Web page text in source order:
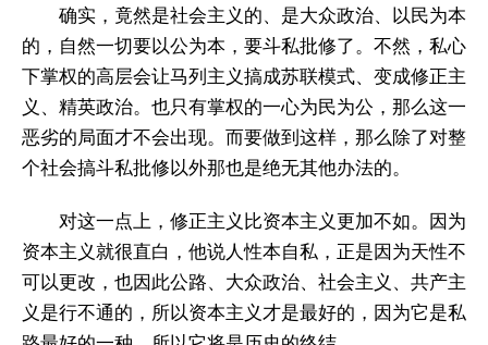
确实，竟然是社会主义的、是大众政治、以民为本
的，自然一切要以公为本，要斗私批修了。不然，私心
下掌权的高层会让马列主义搞成苏联模式、变成修正主
义、精英政治。也只有掌权的一心为民为公，那么这一
恶劣的局面才不会出现。而要做到这样，那么除了对整
个社会搞斗私批修以外那也是绝无其他办法的。
对这一点上，修正主义比资本主义更加不如。因为
资本主义就很直白，他说人性本自私，正是因为天性不
可以更改，也因此公路、大众政治、社会主义、共产主
义是行不通的，所以资本主义才是最好的，因为它是私